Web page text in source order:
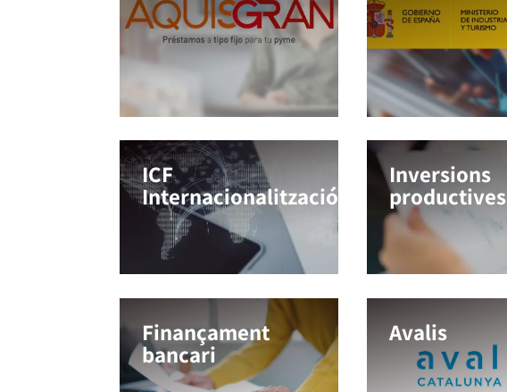
ICF
Internacionalització
Inversions
productives
Finançament
bancari
Avalis